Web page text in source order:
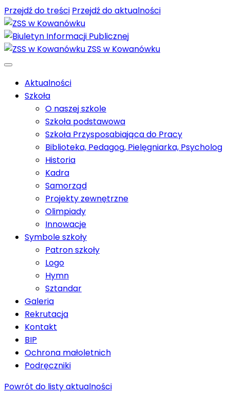
Przejdź do treści Przejdź do aktualności
ZSS w Kowanówku
Aktualności
Szkoła
O naszej szkole
Szkoła podstawowa
Szkoła Przysposabiająca do Pracy
Biblioteka, Pedagog, Pielęgniarka, Psycholog
Historia
Kadra
Samorząd
Projekty zewnętrzne
Olimpiady
Innowacje
Symbole szkoły
Patron szkoły
Logo
Hymn
Sztandar
Galeria
Rekrutacja
Kontakt
BIP
Ochrona małoletnich
Podręczniki
Powrót do listy aktualności